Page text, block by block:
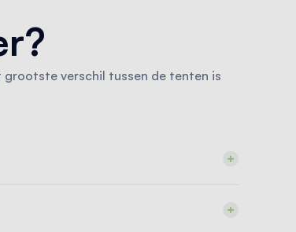
grootste verschil tussen de tenten is